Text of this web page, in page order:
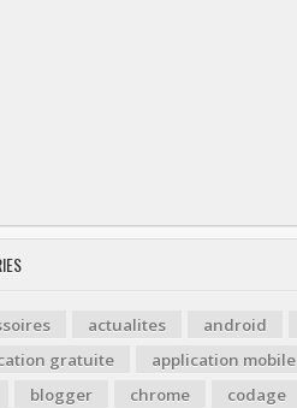
actualites android
gratuite
application mobile
blogger
chrome codage